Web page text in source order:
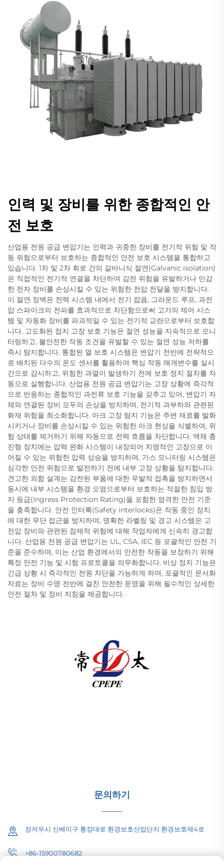
인력 및 장비를 위한 종합적인 안
전 보호
산업용 전원 공급 변압기는 인력과 귀중한 장비를 전기적 위험 및 작
동 위험으로부터 보호하는 종합적인 안전 보호 시스템을 통합하고
있습니다. 1차 및 2차 회로 간의 갈바니식 절연(Galvanic isolation)
은 직접적인 전기적 연결을 차단하여 감전 위험을 유발하거나 민감
한 전자 장비를 손상시킬 수 있는 위험한 전압 전달을 방지합니다.
이 절연 장벽은 전력 시스템 내에서 전기 잡음, 그라운드 루프, 과전
압 스파이크의 전파를 효과적으로 차단함으로써 고가의 제어 시스
템 및 자동화 장비를 파괴적일 수 있는 전기적 교란으로부터 보호합
니다. 고도화된 접지 고장 보호 기능은 절연 성능을 지속적으로 모니
터링하고, 불안전한 작동 조건을 유발할 수 있는 절연 성능 저하를
즉시 탐지합니다. 통합된 열 보호 시스템은 변압기 전반에 전략적으
로 배치된 다수의 온도 센서를 활용하여 핵심 작동 매개변수를 실시
간으로 감시하고, 위험한 과열이 발생하기 전에 보호 정지 절차를 자
동으로 실행합니다. 산업용 전원 공급 변압기는 고장 상황에 즉각적
으로 반응하는 종합적인 과전류 보호 기능을 갖추고 있어, 변압기 자
체와 연결된 장비 모두의 손상을 방지하며, 전기적 과부하와 관련된
화재 위험을 최소화합니다. 아크 고장 탐지 기능은 주변 재료를 발화
시키거나 장비를 손상시킬 수 있는 위험한 아크 현상을 식별하여, 위
험 상태를 제거하기 위해 자동으로 전력 흐름을 차단합니다. 액체 충
진형 장치에는 압력 완화 시스템이 내장되어 치명적인 고장으로 이
어질 수 있는 위험한 압력 상승을 방지하며, 가스 모니터링 시스템은
심각한 안전 위험으로 발전하기 전에 내부 고장 상황을 탐지합니다.
견고한 외함 설계는 감전된 부품에 대한 우발적 접촉을 방지하면서
동시에 내부 시스템을 환경 오염으로부터 보호하는 적절한 침입 방
지 등급(Ingress Protection Rating)을 포함한 엄격한 안전 기준
을 충족합니다. 안전 인터록(Safety interlocks)은 작동 중인 장치
에 대한 무단 접근을 방지하며, 명확한 라벨링 및 경고 시스템은 고
전압 장비와 관련된 잠재적 위험에 대해 작업자에게 신속히 경고합
니다. 산업용 전원 공급 변압기는 UL, CSA, IEC 등 포괄적인 안전 기
준을 준수하며, 이는 산업 환경에서의 안전한 작동을 보장하기 위해
특정 안전 기능 및 시험 프로토콜을 의무화합니다. 비상 정지 기능은
긴급 상황 시 즉각적인 전원 차단을 가능하게 하며, 포괄적인 문서화
자료는 장비 수명 전반에 걸친 안전한 운영을 위해 필수적인 상세한
안전 절차 및 정비 지침을 제공합니다.
문의하기
장저우시 신베이구 통장대로 환경보호산업단지 환경보호제4로
+86-15900780682